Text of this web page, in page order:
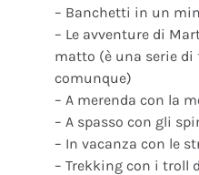
– Banchetti in un
– Le avventure di
matto (è una serie di
comunque)
– A merenda con la
– A spasso con gli
– In vacanza con le
– Trekking con i troll